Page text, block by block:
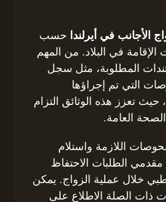
الأجانب في أيرلندا حسب
الإقامة في البلاد. من المهم
المطلوبة، مثل سجل
التي تم إجراؤها
حيث تعزز هذه الوثائق التزام
الصحة العامة.
اللازمة واستلام
مقدمي الطلبات الاحتفاظ
خلال عملية الزواج. يمكن
ذات الصلة الاطلاع على